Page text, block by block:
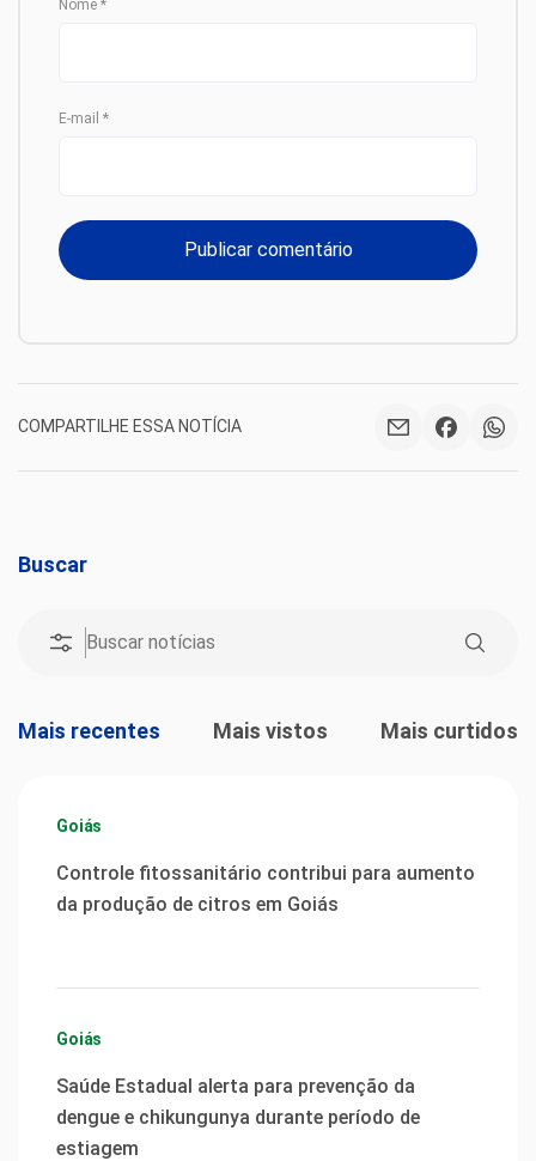
Nome *
E-mail *
COMPARTILHE ESSA NOTÍCIA
Buscar
Mais recentes Mais vistos Mais curtidos
Goiás
Controle fitossanitário contribui para aumento
da produção de citros em Goiás
Goiás
Saúde Estadual alerta para prevenção da
dengue e chikungunya durante período de
estiagem